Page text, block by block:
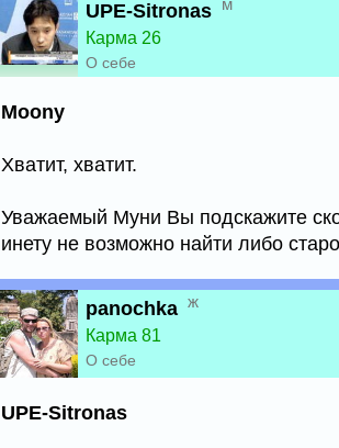
UPE-Sitronas м
Карма 26
О себе
Moony
Хватит, хватит.
Уважаемый Муни Вы подскажите
инету не возможно найти либо
panochka ж
Карма 81
О себе
UPE-Sitronas